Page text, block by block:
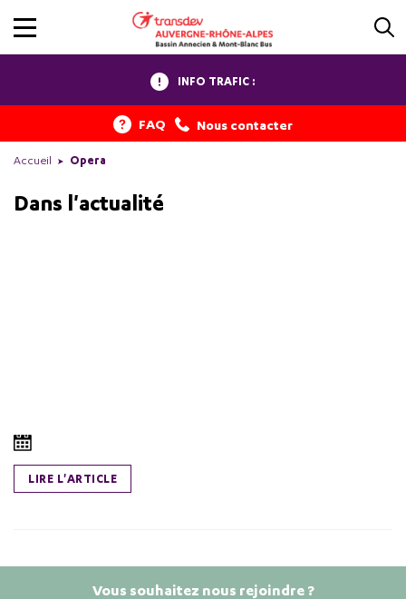
INFO TRAFIC :
FAQ Nous contacter
Accueil Opera
Dans l'actualité
LIRE L'ARTICLE
Vous souhaitez nous rejoindre ?